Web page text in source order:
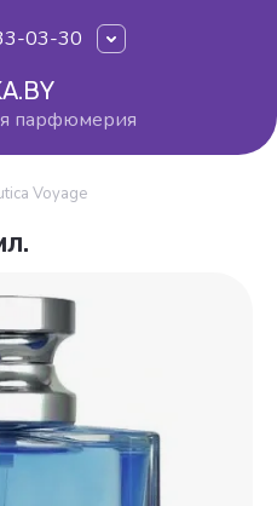
03-30
парфюмерия
Voyage